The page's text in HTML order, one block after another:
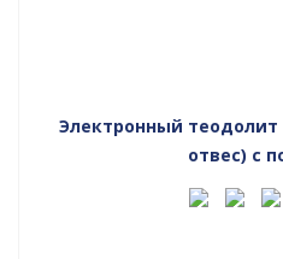
Электронный теодолит
отвес) с